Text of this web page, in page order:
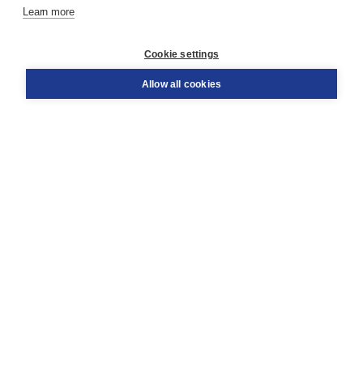
Order
Learn more
Cookie settings
Allow all cookies